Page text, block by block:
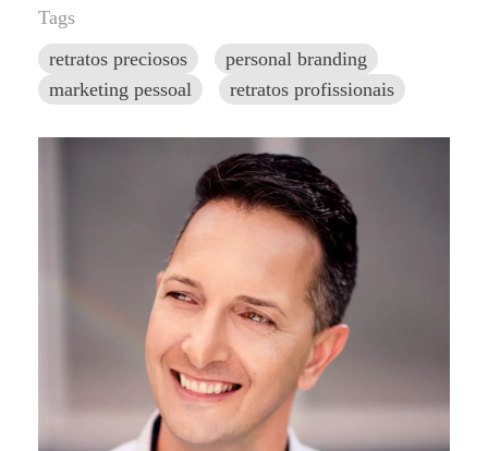
Tags
retratos preciosos
personal branding
marketing pessoal
retratos profissionais